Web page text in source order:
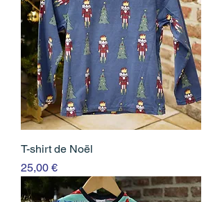
T-shirt de Noël
Prix
25,00 €